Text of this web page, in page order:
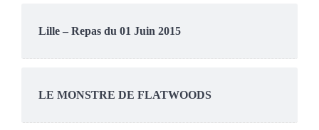
Lille – Repas du 01 Juin 2015
LE MONSTRE DE FLATWOODS